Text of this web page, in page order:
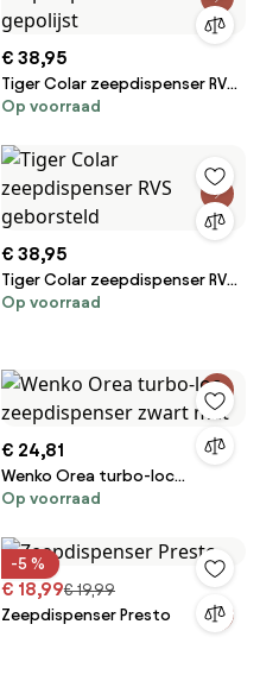
€ 38,95
Tiger Colar zeepdispenser RVS
gepolijst
Op voorraad
€ 38,95
Tiger Colar zeepdispenser RVS
geborsteld
Op voorraad
€ 24,81
Wenko Orea turbo-loc
zeepdispenser zwart mat
Op voorraad
-5 %
€ 18,99€ 19,99
Zeepdispenser Presto